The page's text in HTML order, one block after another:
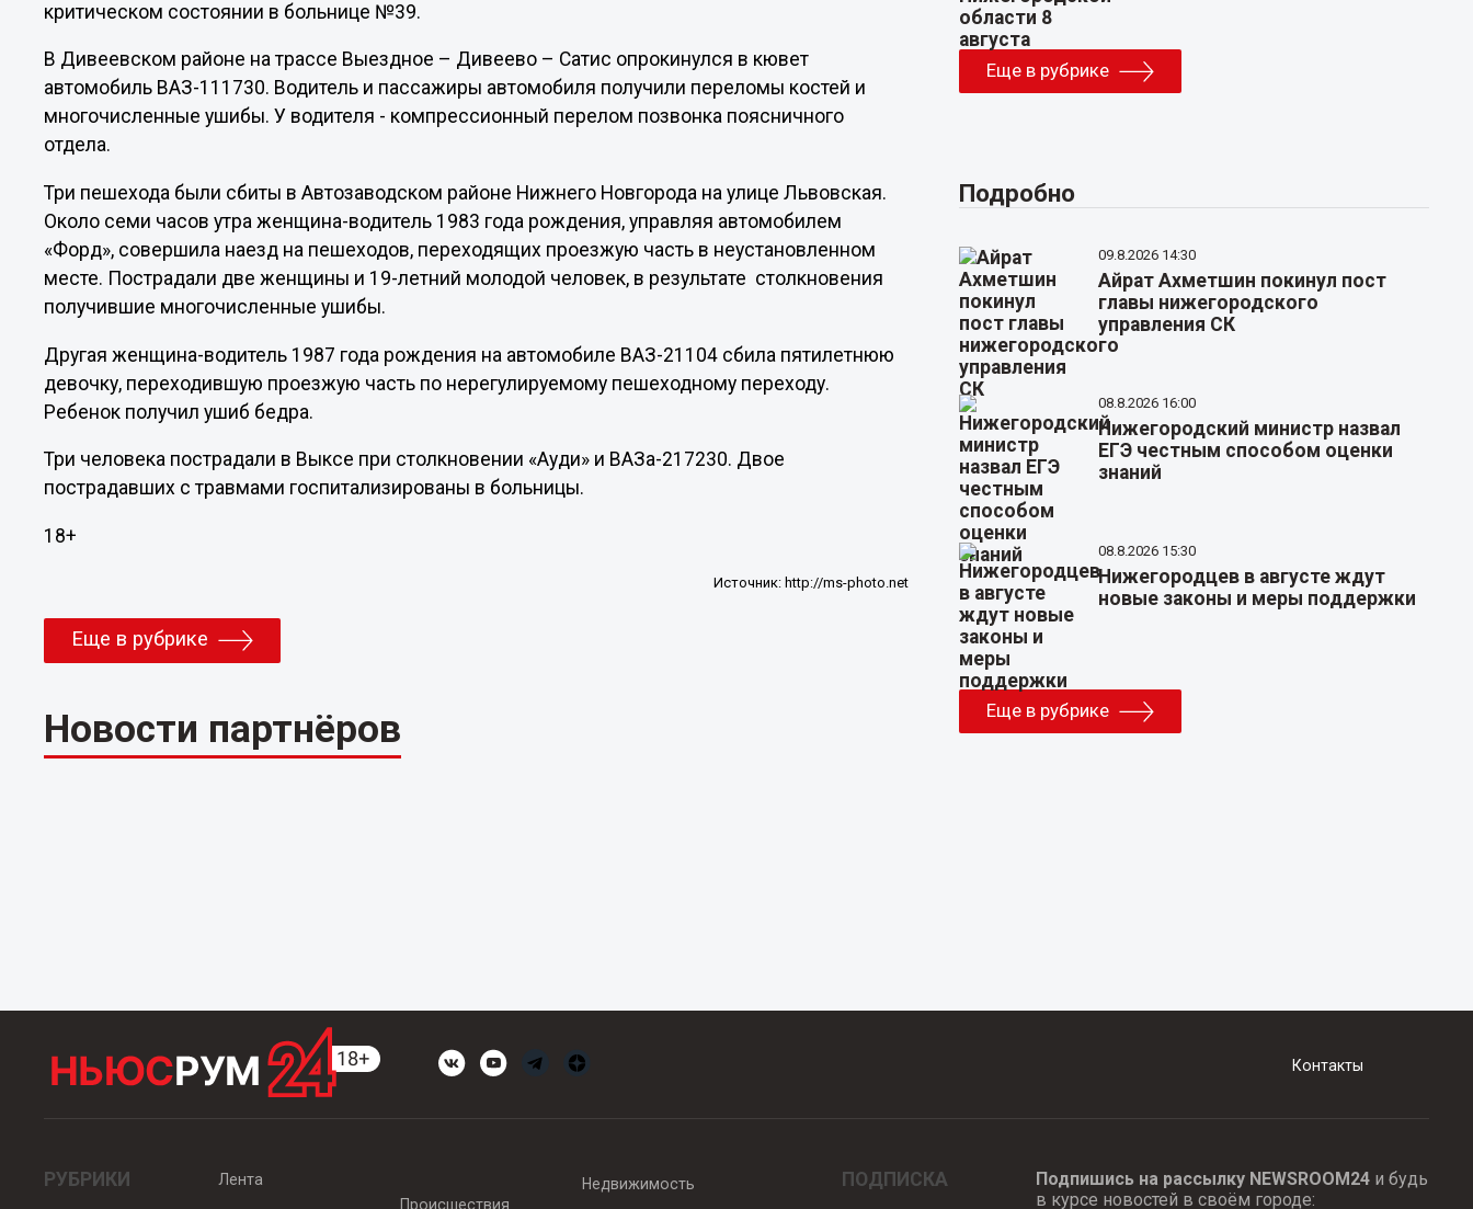
критическом состоянии в больнице №39.
В Дивеевском районе на трассе Выездное – Дивеево – Сатис опрокинулся в кювет
автомобиль ВАЗ-111730. Водитель и пассажиры автомобиля получили переломы костей и
многочисленные ушибы. У водителя - компрессионный перелом позвонка поясничного
отдела.
Три пешехода были сбиты в Автозаводском районе Нижнего Новгорода на улице Львовская.
Около семи часов утра женщина-водитель 1983 года рождения, управляя автомобилем
«Форд», совершила наезд на пешеходов, переходящих проезжую часть в неустановленном
месте. Пострадали две женщины и 19-летний молодой человек, в результате столкновения
получившие многочисленные ушибы.
Другая женщина-водитель 1987 года рождения на автомобиле ВАЗ-21104 сбила пятилетнюю
девочку, переходившую проезжую часть по нерегулируемому пешеходному переходу.
Ребенок получил ушиб бедра.
Три человека пострадали в Выксе при столкновении «Ауди» и ВАЗа-217230. Двое
пострадавших с травмами госпитализированы в больницы.
18+
Источник: http://ms-photo.net
Еще в рубрике
Новости партнёров
Еще в рубрике
Подробно
09.8.2026 14:30
Айрат Ахметшин покинул пост
главы нижегородского
управления СК
08.8.2026 16:00
Нижегородский министр назвал
ЕГЭ честным способом оценки
знаний
08.8.2026 15:30
Нижегородцев в августе ждут
новые законы и меры поддержки
Еще в рубрике
Контакты
РУБРИКИ
Лента
Происшествия
Недвижимость ПОДПИСКА Подпишись на рассылку NEWSROOM24и будь
в курсе новостей в своём городе: